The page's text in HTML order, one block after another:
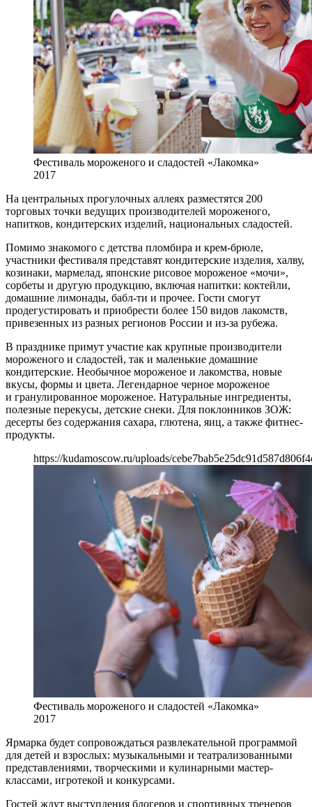
Фестиваль мороженого и сладостей «Лакомка»
2017
На центральных прогулочных аллеях разместятся 200
торговых точки ведущих производителей мороженого,
напитков, кондитерских изделий, национальных сладостей.
Помимо знакомого с детства пломбира и крем-брюле,
участники фестиваля представят кондитерские изделия, халву,
козинаки, мармелад, японские рисовое мороженое «мочи»,
сорбеты и другую продукцию, включая напитки: коктейли,
домашние лимонады, бабл-ти и прочее. Гости смогут
продегустировать и приобрести более 150 видов лакомств,
привезенных из разных регионов России и из-за рубежа.
В празднике примут участие как крупные производители
мороженого и сладостей, так и маленькие домашние
кондитерские. Необычное мороженое и лакомства, новые
вкусы, формы и цвета. Легендарное черное мороженое
и гранулированное мороженое. Натуральные ингредиенты,
полезные перекусы, детские снеки. Для поклонников ЗОЖ:
десерты без содержания сахара, глютена, яиц, а также фитнес-
продукты.
https://kudamoscow.ru/uploads/
Фестиваль мороженого и сладостей «Лакомка»
2017
Ярмарка будет сопровождаться развлекательной программой
для детей и взрослых: музыкальными и театрализованными
представлениями, творческими и кулинарными мастер-
классами, игротекой и конкурсами.
Гостей ждут выступления блогеров и спортивных тренеров